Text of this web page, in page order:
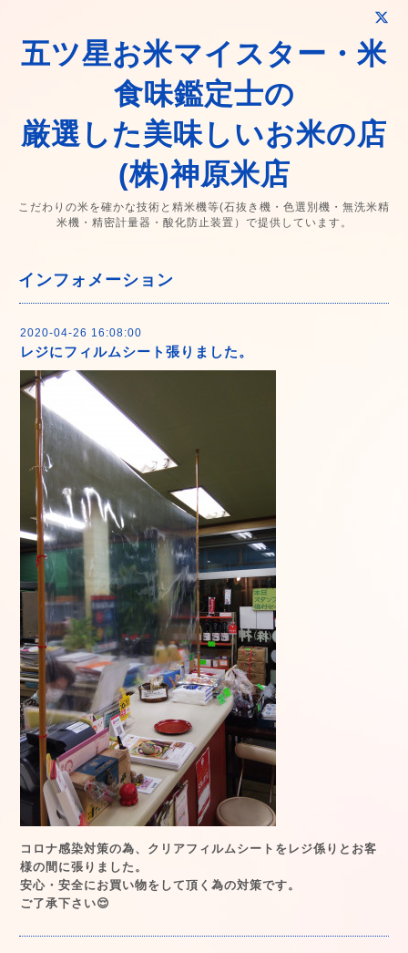
五ツ星お米マイスター・米
食味鑑定士の
厳選した美味しいお米の店
(株)神原米店
こだわりの米を確かな技術と精米機等(石抜き機・色選別機・無洗米精
米機・精密計量器・酸化防止装置）で提供しています。
インフォメーション
2020-04-26 16:08:00
レジにフィルムシート張りました。
コロナ感染対策の為、クリアフィルムシートをレジ係りとお客
様の間に張りました。
安心・安全にお買い物をして頂く為の対策です。
ご了承下さい😌